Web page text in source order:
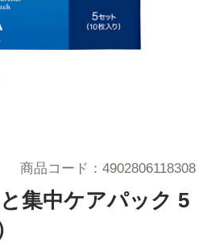
集中ケアパック 5
商品コード 4902806118308